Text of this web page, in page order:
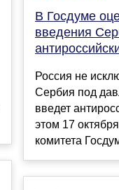
В Госдуме
введения
Россия не
Сербия под
введет
этом 17
комитета